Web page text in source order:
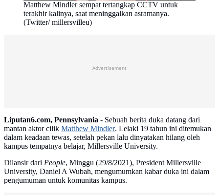
Matthew Mindler sempat tertangkap CCTV untuk
terakhir kalinya, saat meninggalkan asramanya.
(Twitter/ millersvilleu)
Advertisement
Liputan6.com, Pennsylvania - Sebuah berita duka datang dari
mantan aktor cilik Matthew Mindler. Lelaki 19 tahun ini ditemukan
dalam keadaan tewas, setelah pekan lalu dinyatakan hilang oleh
kampus tempatnya belajar, Millersville University.
Dilansir dari People, Minggu (29/8/2021), President Millersville
University, Daniel A Wubah, mengumumkan kabar duka ini dalam
pengumuman untuk komunitas kampus.